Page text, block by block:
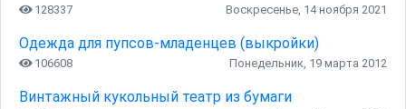
128337 Воскресенье, 14 ноября 2021
Одежда для пупсов-младенцев (выкройки)
106608 Понедельник, 19 марта 2012
Винтажный кукольный театр из бумаги